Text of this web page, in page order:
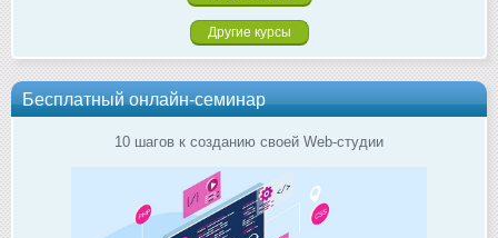
Другие курсы
Бесплатный онлайн-семинар
10 шагов к созданию своей Web-студии